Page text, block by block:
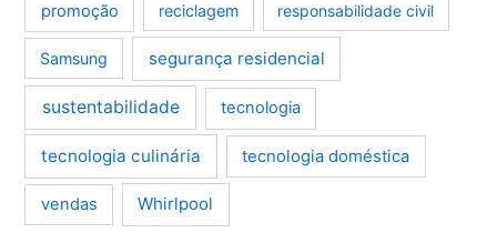
promoção reciclagem responsabilidade civil
Samsung segurança residencial
sustentabilidade tecnologia
tecnologia culinária tecnologia doméstica
vendas Whirlpool